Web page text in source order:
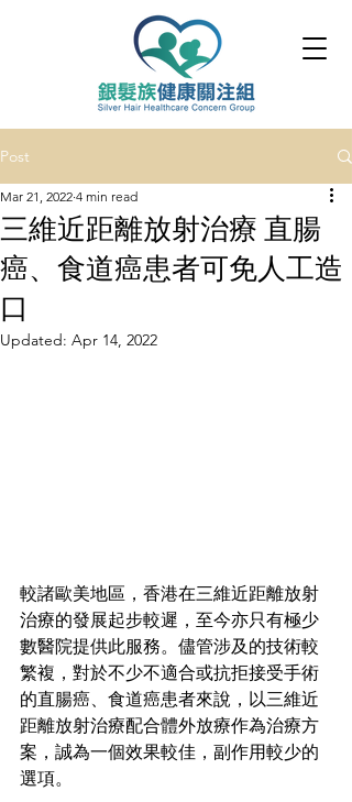
Post
三維近距離放射治療 直腸
癌、食道癌患者可免人工造
口
Mar 21, 2022 4 min read
Updated: Apr 14, 2022
較諸歐美地區，香港在三維近距離放射
治療的發展起步較遲，至今亦只有極少
數醫院提供此服務。儘管涉及的技術較
繁複，對於不少不適合或抗拒接受手術
的直腸癌、食道癌患者來說，以三維近
距離放射治療配合體外放療作為治療方
案，誠為一個效果較佳，副作用較少的
選項。